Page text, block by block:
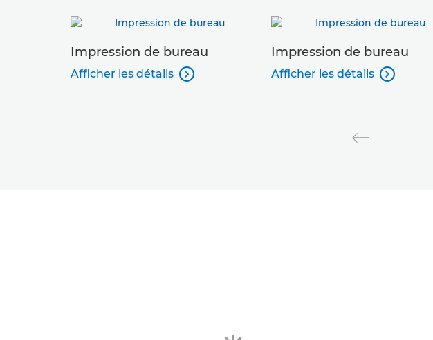
Impression de bureau
Afficher les détails 
Impression de bureau
Afficher les détails 